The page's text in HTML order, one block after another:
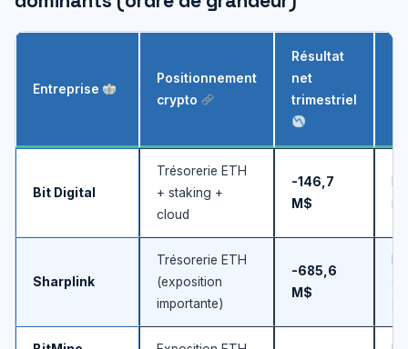
Entreprise
Positionnement
crypto
Résultat
net
trimestriel
Bit Digital
Trésorerie ETH
+ staking +
cloud
-146,7
M$
Sharplink
Trésorerie ETH
(exposition
importante)
-685,6
M$